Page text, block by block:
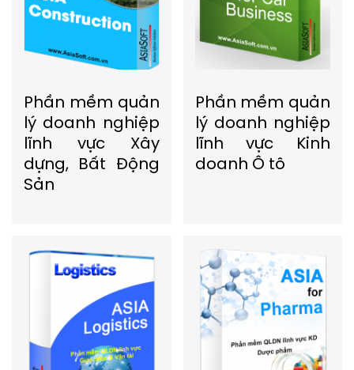
Phần mềm quản
lý doanh nghiệp
lĩnh vực Xây
dựng, Bất Động
Sản
Phần mềm quản
lý doanh nghiệp
lĩnh vực Kinh
doanh Ô tô